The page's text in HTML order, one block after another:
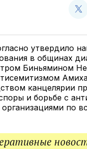
утвердило
в общинах
Биньямином
канцелярии
и борьбе с
по